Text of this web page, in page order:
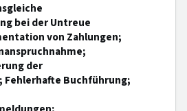
bei der Untreue
von Zahlungen;
der
Buchführung;